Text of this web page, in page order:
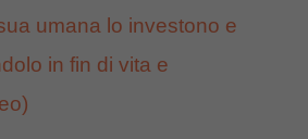
umana lo investono e
in fin di vita e